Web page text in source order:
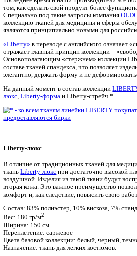
вдумчивый дизайн, работающий в
известные иностранные бренды
Dickies, Heartsoul. Для медиков эти
Reebok для обычных людей, то есть
К сожалению, российских аналогов
американской или европейской,
последнее время и наши
том, как сделать свой продукт
Специально под такие запросы
коллекцию тканей для медицины и
«Liberty»
отражает главный принцип
Основополагающим «стержнем»
составе тканей спандекса, что
элегантно, держать форму и не
На данный момент в состав
люкс, Liberty-формаи Liberty-